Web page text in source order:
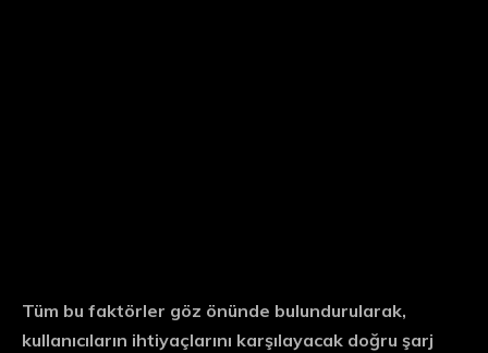
Tüm bu faktörler göz önünde bulundurularak,
kullanıcıların ihtiyaçlarını karşılayacak doğru şarj